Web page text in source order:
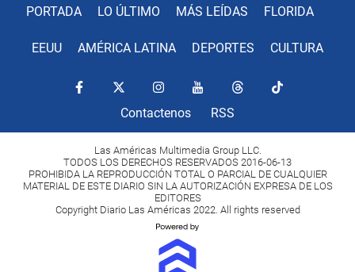
PORTADA LO ÚLTIMO MÁS LEÍDAS FLORIDA
EEUU AMÉRICA LATINA DEPORTES CULTURA
Contactenos RSS
Las Américas Multimedia Group LLC.
TODOS LOS DERECHOS RESERVADOS 2016-06-13
PROHIBIDA LA REPRODUCCIÓN TOTAL O PARCIAL DE CUALQUIER
MATERIAL DE ESTE DIARIO SIN LA AUTORIZACIÓN EXPRESA DE LOS
EDITORES
Copyright Diario Las Américas 2022. All rights reserved